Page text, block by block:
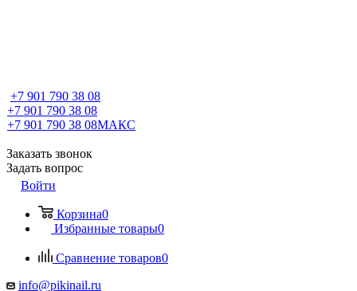
+7 901 790 38 08
+7 901 790 38 08
+7 901 790 38 08МАКС
Заказать звонок
Задать вопрос
Войти
Корзина0
Избранные товары0
Сравнение товаров0
info@pikinail.ru